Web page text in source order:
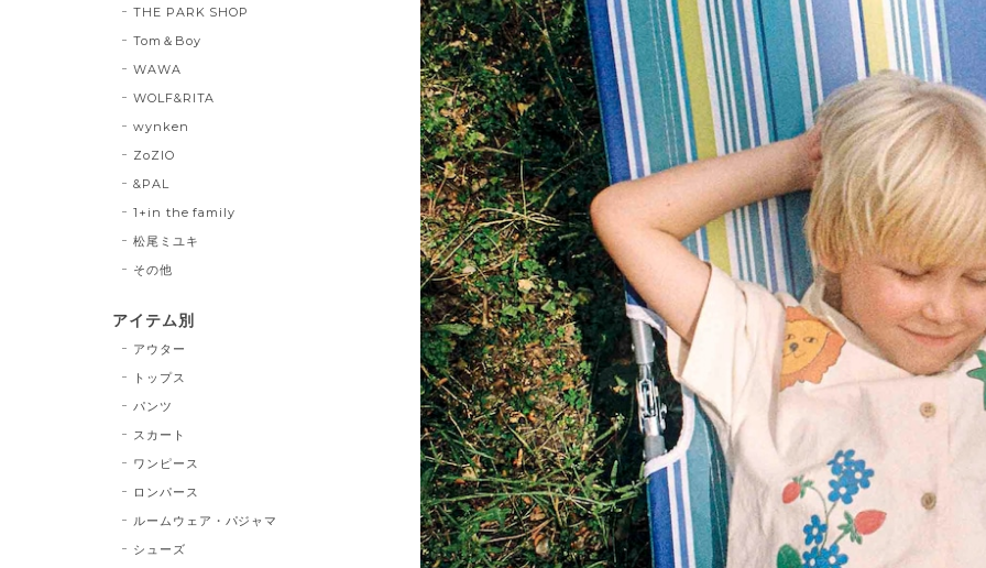
THE PARK SHOP
Tom＆Boy
WAWA
WOLF&RITA
wynken
ZoZIO
&PAL
1+in the family
松尾ミユキ
その他
アイテム別
アウター
トップス
パンツ
スカート
ワンピース
ロンパース
ルームウェア・パジャマ
シューズ